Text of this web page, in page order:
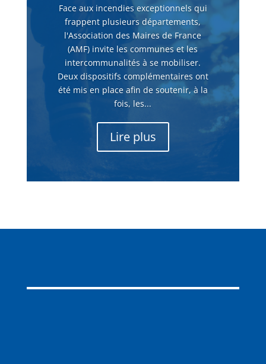
Face aux incendies exceptionnels qui
frappent plusieurs départements,
l'Association des Maires de France
(AMF) invite les communes et les
intercommunalités à se mobiliser.
Deux dispositifs complémentaires ont
été mis en place afin de soutenir, à la
fois, les...
Lire plus